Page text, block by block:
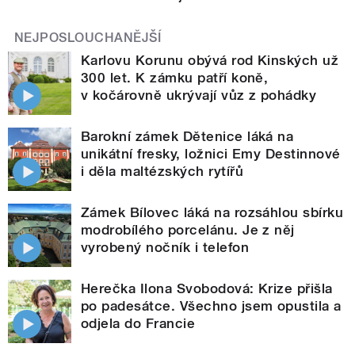
NEJPOSLOUCHANĚJŠÍ
Karlovu Korunu obývá rod Kinských už
300 let. K zámku patří koně,
v kočárovně ukrývají vůz z pohádky
Barokní zámek Dětenice láká na
unikátní fresky, ložnici Emy Destinnové
i děla maltézských rytířů
Zámek Bílovec láká na rozsáhlou sbírku
modrobílého porcelánu. Je z něj
vyrobený nočník i telefon
Herečka Ilona Svobodová: Krize přišla
po padesátce. Všechno jsem opustila a
odjela do Francie